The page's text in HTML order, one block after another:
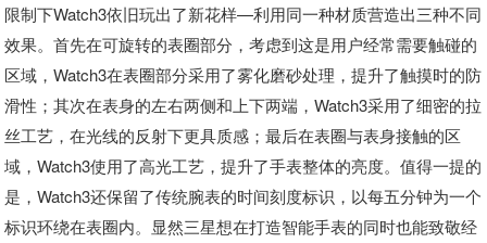
限制下Watch3依旧玩出了新花样—利用同一种材质营造出三种不同
效果。首先在可旋转的表圈部分，考虑到这是用户经常需要触碰的
区域，Watch3在表圈部分采用了雾化磨砂处理，提升了触摸时的防
滑性；其次在表身的左右两侧和上下两端，Watch3采用了细密的拉
丝工艺，在光线的反射下更具质感；最后在表圈与表身接触的区
域，Watch3使用了高光工艺，提升了手表整体的亮度。值得一提的
是，Watch3还保留了传统腕表的时间刻度标识，以每五分钟为一个
标识环绕在表圈内。显然三星想在打造智能手表的同时也能致敬经